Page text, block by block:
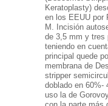
Keratoplasty)
en los EEUU por
M. Incisión
de 3,5 mm y tres
teniendo en
principal quede
membrana de
stripper
doblado en 60%-
uso la de